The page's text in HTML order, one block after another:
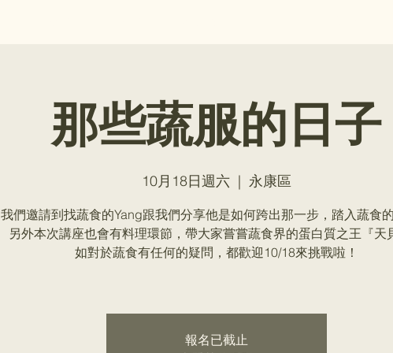
那些蔬服的日子
10月18日週六
  |
永康區
我們邀請到找蔬食的Yang跟我們分享他是如何跨出那一步，踏入蔬食的
另外本次講座也會有料理環節，帶大家嘗嘗蔬食界的蛋白質之王『天
如對於蔬食有任何的疑問，都歡迎10/18來挑戰啦！
報名已截止